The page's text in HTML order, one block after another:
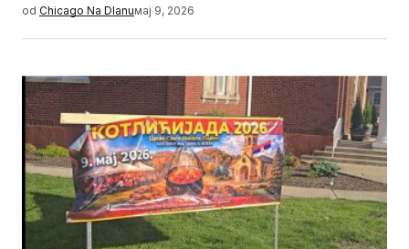
od Chicago Na Dlanuмај 9, 2026